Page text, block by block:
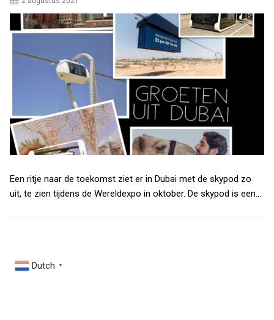
Een ritje naar de toekomst ziet er in Dubai met de skypod zo
uit, te zien tijdens de Wereldexpo in oktober. De skypod is een…
Dutch ▼